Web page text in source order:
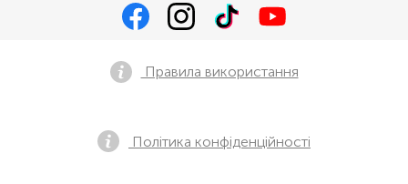
Правила використання
Політика конфіденційності